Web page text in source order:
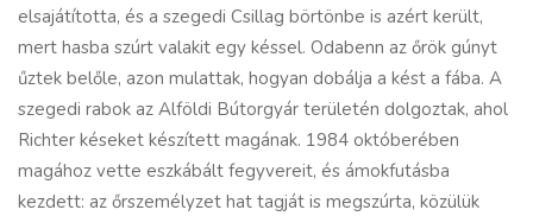
elsajátította, és a szegedi Csillag börtönbe is azért került,
mert hasba szúrt valakit egy késsel. Odabenn az őrök gúnyt
űztek belőle, azon mulattak, hogyan dobálja a kést a fába. A
szegedi rabok az Alföldi Bútorgyár területén dolgoztak, ahol
Richter késeket készített magának. 1984 októberében
magához vette eszkábált fegyvereit, és ámokfutásba
kezdett: az őrszemélyzet hat tagját is megszúrta, közülük